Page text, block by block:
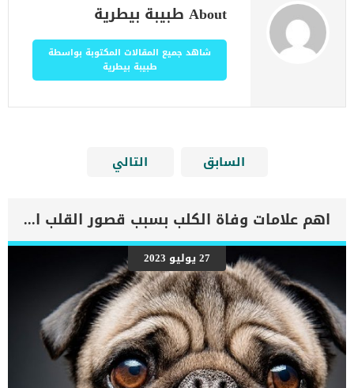
About طبيبة بيطرية
شاهد جميع المقالات المكتوبة بواسطة
طبيبة بيطرية
السابق التالي
اهم علامات وفاة الكلب بسبب قصور القلب الاحتقانى
27 يوليو 2023